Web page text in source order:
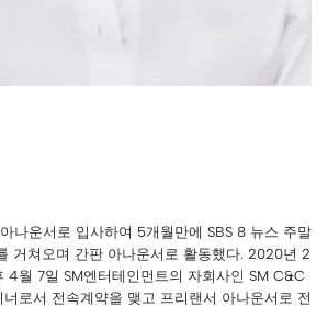
나운서로 입사하여 5개월만에 SBS 8 뉴스 주말
거쳐오며 간판 아나운서로 활동했다. 2020년 2
4월 7일 SM엔터테인먼트의 자회사인 SM C&C
로서 전속계약을 맺고 프리랜서 아나운서로 전